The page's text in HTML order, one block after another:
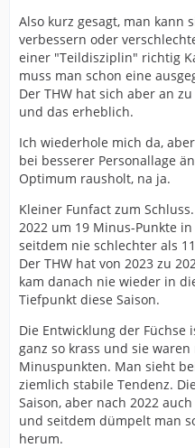
Also kurz gesagt, man kann
verbessern oder
einer "Teildisziplin" richtig
muss man schon eine
Der THW hat sich aber an
und das erheblich.
Ich wiederhole mich da,
bei besserer Personallage
Optimum rausholt, na ja.
Kleiner Funfact zum
2022 um 19 Minus-Punkte
seitdem nie schlechter als
Der THW hat von 2023 zu
kam danach nie wieder in
Tiefpunkt diese Saison.
Die Entwicklung der
ganz so krass und sie
Minuspunkten. Man sieht
ziemlich stabile Tendenz.
Saison, aber nach 2022
und seitdem dümpelt man
herum.